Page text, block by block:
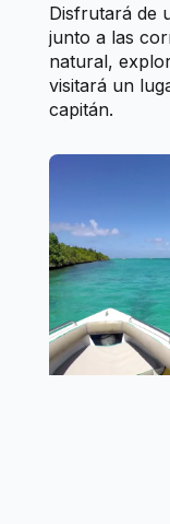
Disfrutará de
junto a las
natural,
visitará un
capitán.